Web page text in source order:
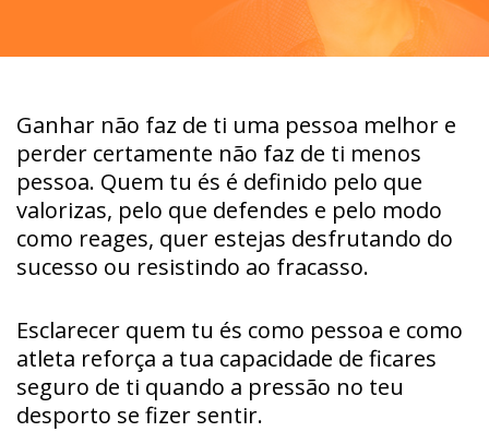
Ganhar não faz de ti uma pessoa melhor e
perder certamente não faz de ti menos
pessoa. Quem tu és é definido pelo que
valorizas, pelo que defendes e pelo modo
como reages, quer estejas desfrutando do
sucesso ou resistindo ao fracasso.
Esclarecer quem tu és como pessoa e como
atleta reforça a tua capacidade de ficares
seguro de ti quando a pressão no teu
desporto se fizer sentir.